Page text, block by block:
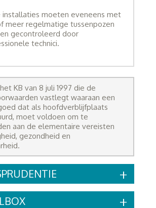
installaties moeten eveneens met
meer regelmatige tussenpozen
gecontroleerd door
technici.
KB van 8 juli 1997 die de
vastlegt waaraan een
dat als hoofdverblijfplaats
moet voldoen om te
aan de elementaire vereisten
gezondheid en